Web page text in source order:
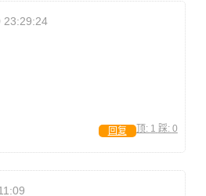
23:29:24
顶: 1 踩: 0
回复